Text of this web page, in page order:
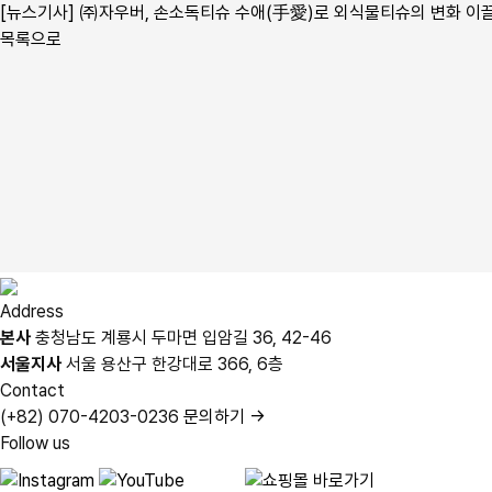
[뉴스기사] ㈜자우버, 손소독티슈 수애(手愛)로 외식물티슈의 변화 이
목록으로
Address
본사 충청남도 계룡시 두마면 입암길 36, 42-46
서울지사 서울 용산구 한강대로 366, 6층
Contact
(+82) 070-4203-0236 문의하기 →
Follow us